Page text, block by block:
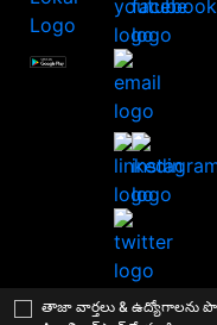
తాజా వార్తలు & ఉద్యోగాలను